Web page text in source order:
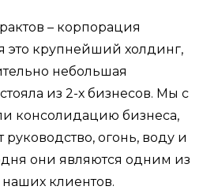
– корпорация
это крупнейший холдинг,
небольшая
из 2-х бизнесов. Мы с
консолидацию бизнеса,
огонь, воду и
они являются одним из
клиентов.